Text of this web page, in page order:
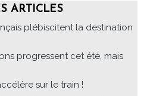
ARTICLES
plébiscitent la destination
progressent cet été, mais
sur le train !